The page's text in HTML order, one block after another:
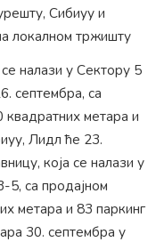
Сибиуу и
локалном тржишту
налази у Сектору 5
септембра, са
метара и
Лидл ће 23.
која се налази у
5, са продајном
метара и 83 паркинг
30. септембра у